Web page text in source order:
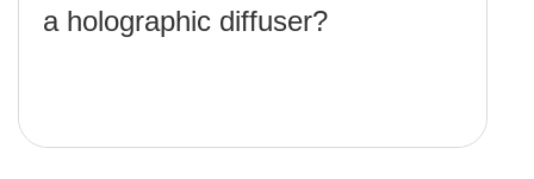
a holographic diffuser?